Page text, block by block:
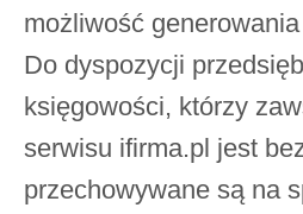
możliwość
Do dyspozycji
księgowości, którzy
serwisu ifirma.pl jest
przechowywane są na